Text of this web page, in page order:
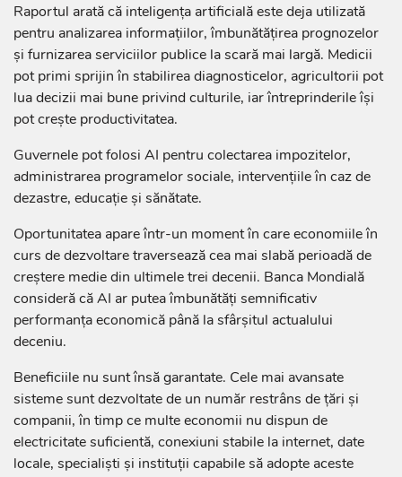
Raportul arată că inteligența artificială este deja utilizată
pentru analizarea informațiilor, îmbunătățirea prognozelor
și furnizarea serviciilor publice la scară mai largă. Medicii
pot primi sprijin în stabilirea diagnosticelor, agricultorii pot
lua decizii mai bune privind culturile, iar întreprinderile își
pot crește productivitatea.
Guvernele pot folosi AI pentru colectarea impozitelor,
administrarea programelor sociale, intervențiile în caz de
dezastre, educație și sănătate.
Oportunitatea apare într-un moment în care economiile în
curs de dezvoltare traversează cea mai slabă perioadă de
creștere medie din ultimele trei decenii. Banca Mondială
consideră că AI ar putea îmbunătăți semnificativ
performanța economică până la sfârșitul actualului
deceniu.
Beneficiile nu sunt însă garantate. Cele mai avansate
sisteme sunt dezvoltate de un număr restrâns de țări și
companii, în timp ce multe economii nu dispun de
electricitate suficientă, conexiuni stabile la internet, date
locale, specialiști și instituții capabile să adopte aceste